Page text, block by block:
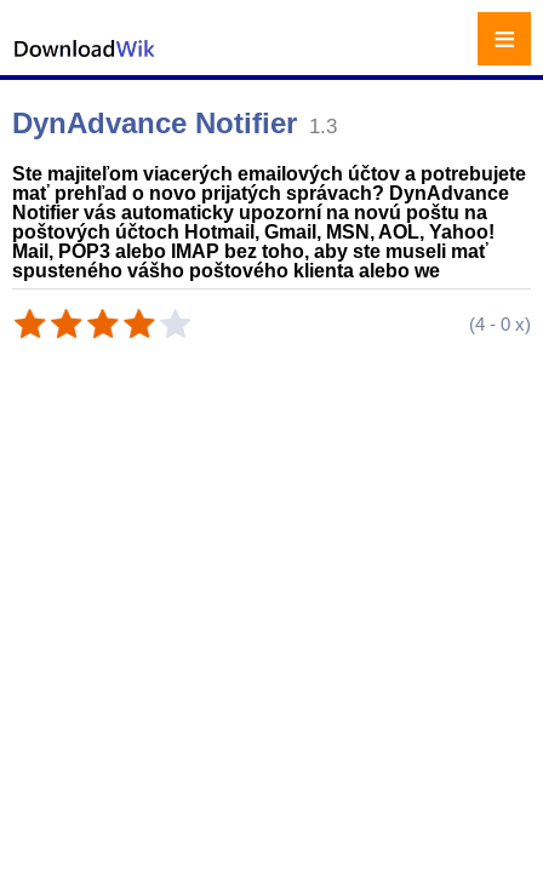
DynAdvance Notifier 1.3
Ste majiteľom viacerých emailových účtov a potrebujete
mať prehľad o novo prijatých správach? DynAdvance
Notifier vás automaticky upozorní na novú poštu na
poštových účtoch Hotmail, Gmail, MSN, AOL, Yahoo!
Mail, POP3 alebo IMAP bez toho, aby ste museli mať
spusteného vášho poštového klienta alebo we
(4 - 0 x)
≡